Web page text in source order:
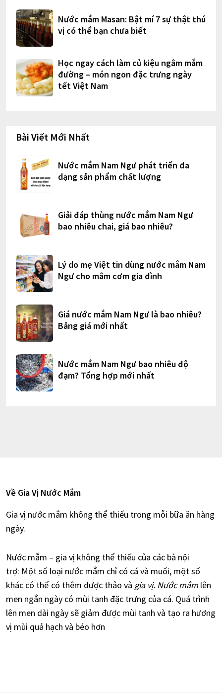
Nước mắm Masan: Bật mí 7 sự thật thú
vị có thể bạn chưa biết
Học ngay cách làm củ kiệu ngâm mắm
đường – món ngon đặc trưng ngày
tết Việt Nam
Bài Viết Mới Nhất
Nước mắm Nam Ngư phát triển đa
dạng sản phẩm chất lượng
Giải đáp thùng nước mắm Nam Ngư
bao nhiêu chai, giá bao nhiêu?
Lý do mẹ Việt tin dùng nước mắm Nam
Ngư cho mâm cơm gia đình
Giá nước mắm Nam Ngư là bao nhiêu?
Bảng giá mới nhất
Nước mắm Nam Ngư bao nhiêu độ
đạm? Tổng hợp mới nhất
Về Gia Vị Nước Mắm
Gia vị nước mắm không thể thiếu trong mỗi bữa ăn hàng
ngày.
Nước mắm – gia vị không thể thiếu của các bà nội
trợ: Một số loại nước mắm chỉ có cá và muối, một số
khác có thể có thêm dược thảo và gia vị. Nước mắm lên
men ngắn ngày có mùi tanh đặc trưng của cá. Quá trình
lên men dài ngày sẽ giảm được mùi tanh và tạo ra hương
vị mùi quả hạch và béo hơn